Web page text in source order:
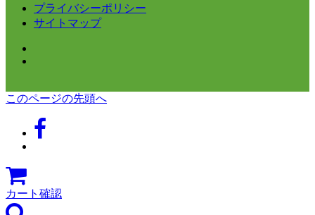
プライバシーポリシー
サイトマップ
このページの先頭へ
カート確認